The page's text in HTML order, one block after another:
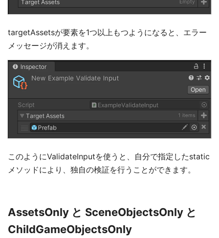
targetAssetsが要素を1つ以上もつようになると、エラー
メッセージが消えます。
このようにValidateInputを使うと、自分で指定したstatic
メソッドにより、独自の検証を行うことができます。
AssetsOnly と SceneObjectsOnly と
ChildGameObjectsOnly